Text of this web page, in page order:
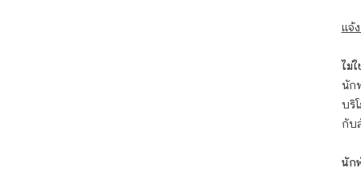
แจ้
นัก
ไม่ใ
นัก
บริ
กับ